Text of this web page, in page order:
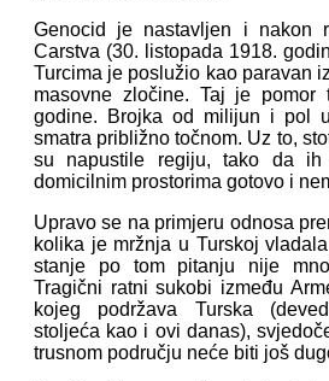
Genocid je nastavljen i nakon
Carstva (30. listopada 1918.
Turcima je poslužio kao paravan
masovne zločine. Taj je pomor
godine. Brojka od milijun i pol
smatra približno točnom. Uz to,
su napustile regiju, tako da ih
domicilnim prostorima gotovo i
Upravo se na primjeru odnosa
kolika je mržnja u Turskoj
stanje po tom pitanju nije
Tragični ratni sukobi između
kojeg podržava Turska
stoljeća kao i ovi danas),
trusnom području neće biti još